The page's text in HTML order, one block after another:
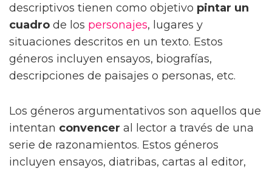
descriptivos tienen como objetivo pintar un
cuadro de los personajes, lugares y
situaciones descritos en un texto. Estos
géneros incluyen ensayos, biografías,
descripciones de paisajes o personas, etc.
Los géneros argumentativos son aquellos que
intentan convencer al lector a través de una
serie de razonamientos. Estos géneros
incluyen ensayos, diatribas, cartas al editor,